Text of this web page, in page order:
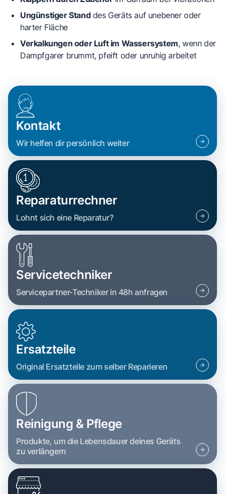
Ungünstiger Standdes Geräts auf unebener oder
harter Fläche
Verkalkungen oder Luft im Wassersystem, wenn der
Dampfgarer brummt, pfeift oder unruhig arbeitet
Kontakt
Wir helfen dir persönlich weiter
Reparaturrechner
Lohnt sich eine Reparatur?
Servicetechniker
Servicepartner-Techniker in 48h anfragen
Ersatzteile
Original Ersatzteile zum selber Reparieren
Reinigung & Pflege
Produkte, um die Lebensdauer deines Geräts
zu verlängern